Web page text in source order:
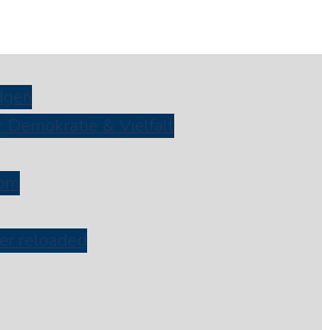
Demokratie & Vielfalt
reloaded